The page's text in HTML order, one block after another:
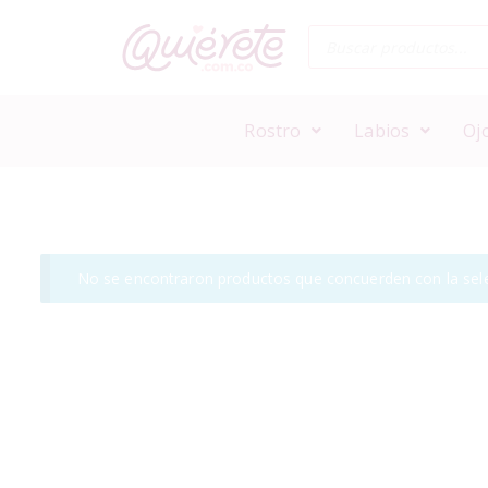
Rostro Labios
No se encontraron productos que concuerden con la